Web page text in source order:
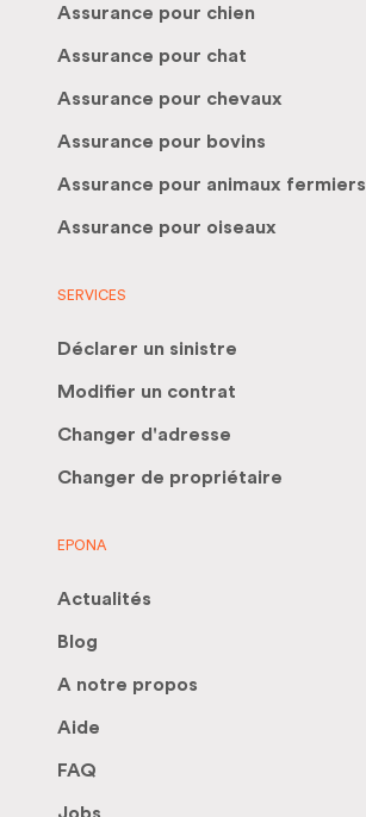
Assurance pour chien
Assurance pour chat
Assurance pour chevaux
Assurance pour bovins
Assurance pour animaux fermiers
Assurance pour oiseaux
SERVICES
Déclarer un sinistre
Modifier un contrat
Changer d'adresse
Changer de propriétaire
EPONA
Actualités
Blog
A notre propos
Aide
FAQ